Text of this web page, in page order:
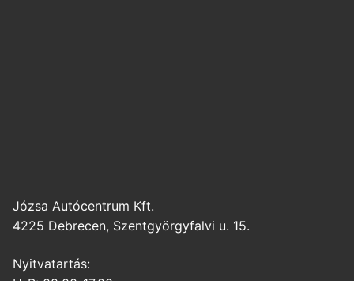
Józsa Autócentrum Kft.
4225 Debrecen, Szentgyörgyfalvi u. 15.
Nyitvatartás: